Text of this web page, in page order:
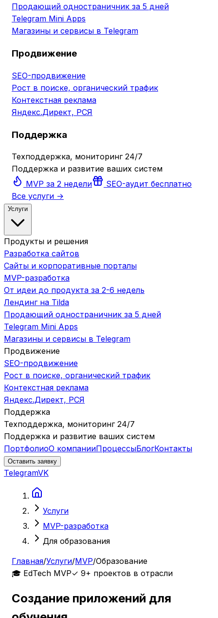
Продающий одностраничник за 5 дней
Telegram Mini Apps
Магазины и сервисы в Telegram
Продвижение
SEO-продвижение
Рост в поиске, органический трафик
Контекстная реклама
Яндекс.Директ, РСЯ
Поддержка
Техподдержка, мониторинг 24/7
Поддержка и развитие ваших систем
MVP за 2 недели
SEO-аудит бесплатно
Все услуги →
Услуги
Продукты и решения
Разработка сайтов
Сайты и корпоративные порталы
MVP-разработка
От идеи до продукта за 2-6 недель
Лендинг на Tilda
Продающий одностраничник за 5 дней
Telegram Mini Apps
Магазины и сервисы в Telegram
Продвижение
SEO-продвижение
Рост в поиске, органический трафик
Контекстная реклама
Яндекс.Директ, РСЯ
Поддержка
Техподдержка, мониторинг 24/7
Поддержка и развитие ваших систем
ПортфолиоО компанииПроцессыБлогКонтакты
Оставить заявку
TelegramVK
Услуги
MVP-разработка
Для образования
Главная/Услуги/MVP/Образование
🎓 EdTech MVP✓ 9+ проектов в отрасли
Создание приложений для